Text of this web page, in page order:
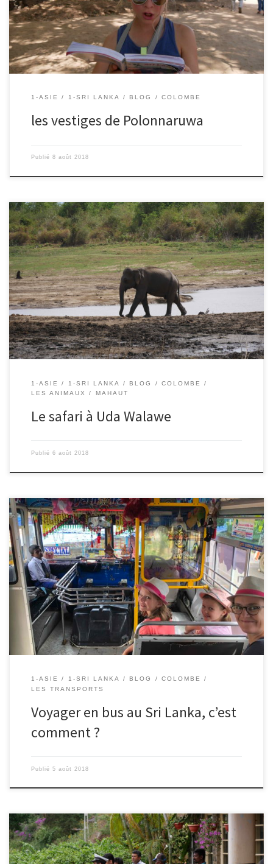
bâtiments, un peu détruits tout de même. Parmi ces vestiges, nous
avons visité une terrasse, sur laquelle reposent les temples qui […]
1-ASIE 1-SRI LANKA BLOG COLOMBE
les vestiges de Polonnaruwa
Publié 8 août 2018
6/08/2018 – Colombe et Mahaut Nous nous sommes levés très tôt
pour faire un safari. Une jeep est venue nous chercher. Quand nous
sommes arrivés à la réserve naturelle (ici les animaux sont en
totale liberté et ils sont sauvages), le premier animal que nous
avons vu, était un paon. […]
1-ASIE 1-SRI LANKA BLOG
COLOMBE
LES ANIMAUX
MAHAUT
Le safari à Uda Walawe
Publié 6 août 2018
5/08/2018 – Colombe Nous apprenons à nous servir de plus en
plus du bus. Ce n’est pas du tout comme en France. Je vais vous
raconter le trajet Lipton’s seat à Haputale. Nous finissons notre
randonnée, puis nous allons prendre le bus pour rentrer à l’hôtel.
Nous arrivons devant le […]
1-ASIE 1-SRI LANKA BLOG
COLOMBE
LES TRANSPORTS
Voyager en bus au Sri Lanka, c’est
comment ?
Publié 5 août 2018